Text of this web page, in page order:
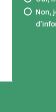
LA
Técnico
Non,